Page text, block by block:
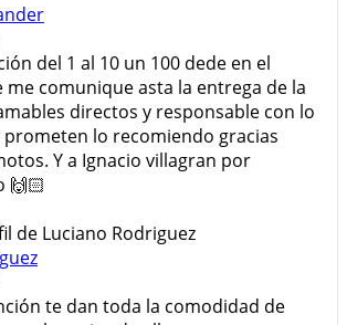
del 1 al 10 un 100 dede en el
comunique asta la entrega de la
directos y responsable con lo
prometen lo recomiendo gracias
Y a Ignacio villagran por
🙌🏻
te dan toda la comodidad de